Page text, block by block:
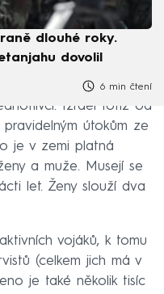
dlouhé roky.
dovolil
6 min čtení
Izrael totiž od
útokům ze
je v zemi platná
a muže. Musejí se
let. Ženy slouží dva
vojáků, k tomu
(celkem jich má v
je také několik tisíc